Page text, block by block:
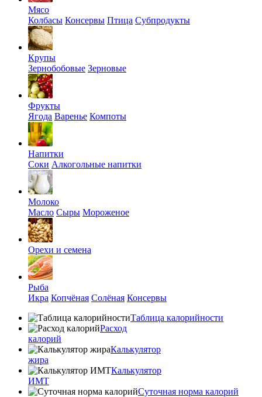
Мясо
Колбасы Консервы Птица Субпродукты
Крупы
Зернобобовые Зерновые
Фрукты
Ягода Варенье Компоты
Напитки
Соки Алкогольные напитки
Молоко
Масло Сыры Мороженое
Орехи и семена
Рыба
Икра Копчёная Солёная Консервы
Таблица калорийности
Расход
калорий
Калькулятор
жира
Калькулятор
ИМТ
Суточная норма калорий